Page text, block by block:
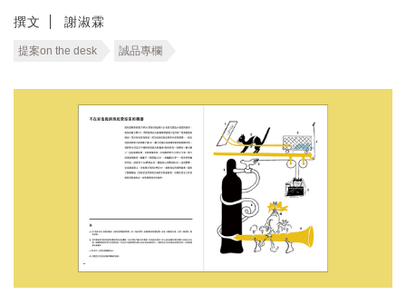
撰文 謝淑霖
提案on the desk 誠品專欄